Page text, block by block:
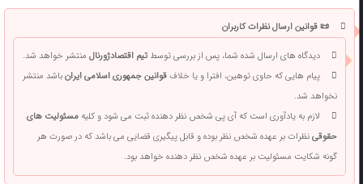
📜 قوانین ارسال نظرات کاربران
دیدگاه های ارسال شده شما، پس از بررسی توسطتیم اقتصادژورنالمنتشر خواهد شد.
پیام هایی که حاوی توهین، افترا و یا خلافقوانین جمهوری اسلامی ایرانباشد منتشر
نخواهد شد.
لازم به یادآوری است که آی پی شخص نظر دهنده ثبت می شود و کلیهمسئولیت های
حقوقینظرات بر عهده شخص نظر بوده و قابل پیگیری قضایی می باشد که در صورت هر
گونه شکایت مسئولیت بر عهده شخص نظر دهنده خواهد بود.